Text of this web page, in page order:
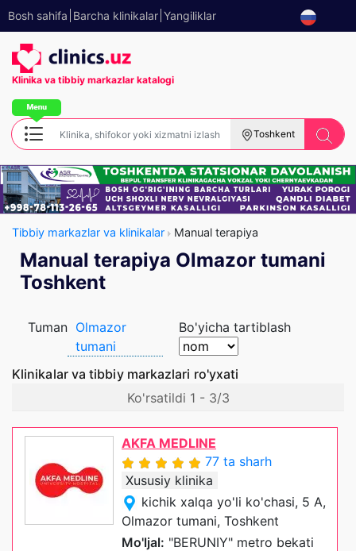
Bosh sahifa Barcha klinikalar Yangiliklar
Klinika va tibbiy markazlar katalogi
Toshkent
Tibbiy markazlar va klinikalar Manual terapiya
Manual terapiya Olmazor tumani
Toshkent
Tuman Olmazor
tumani
Bo'yicha tartiblash
Klinikalar va tibbiy markazlari ro'yxati
Ko'rsatildi 1 - 3/3
AKFA MEDLINE
77 ta sharh
Xususiy klinika
kichik xalqa yo'li ko'chasi, 5 A,
Olmazor tumani, Toshkent
Mo'ljal: "BERUNIY" metro bekati